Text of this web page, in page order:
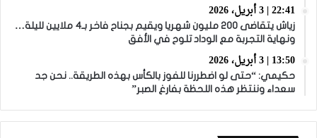
22:41 | 3 أبريل، 2026
زياش يتقاضى 200 مليون شهريا ويقيم بجناح فاخر بـ4 ملايين لليلة…
ونهاية التجربة مع الوداد تلوح في الأفق
13:50 | 3 أبريل، 2026
حكيمي: “حتى لو اضطررنا للفوز بالكأس بهذه الطريقة.. نحن جد
سعداء وننتظر هذه اللحظة بفارغ الصبر”